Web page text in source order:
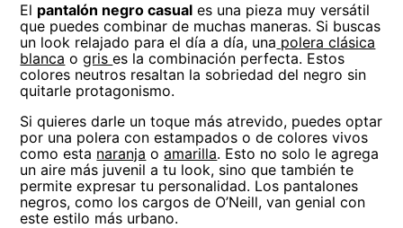
El pantalón negro casual es una pieza muy versátil
que puedes combinar de muchas maneras. Si buscas
un look relajado para el día a día, una polera clásica
blanca ogrises la combinación perfecta. Estos
colores neutros resaltan la sobriedad del negro sin
quitarle protagonismo.
Si quieres darle un toque más atrevido, puedes optar
por una polera con estampados o de colores vivos
como esta naranja oamarilla. Esto no solo le agrega
un aire más juvenil a tu look, sino que también te
permite expresar tu personalidad. Los pantalones
negros, como los cargos de O’Neill, van genial con
este estilo más urbano.